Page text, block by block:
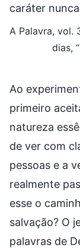
caráter
A Palavra, vol.
dias,
Ao
primeiro
natureza
de ver com
pessoas e a
realmente
esse o
salvação? O
palavras de